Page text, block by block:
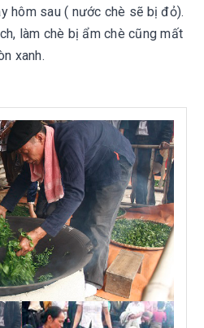
hôm sau ( nước chè sẽ bị đỏ).
làm chè bị ẩm chè cũng mất
xanh.